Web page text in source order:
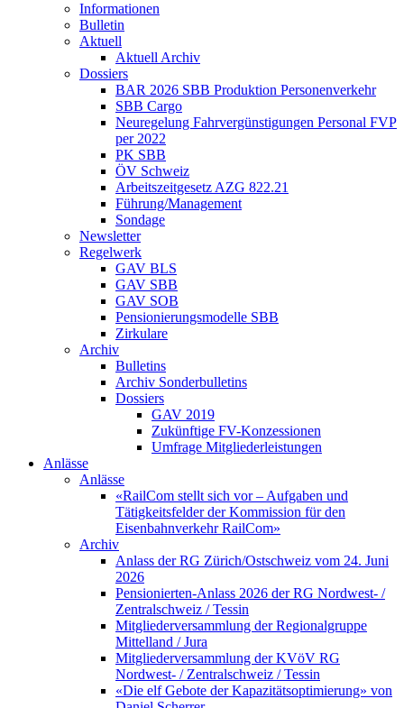
Informationen
Bulletin
Aktuell
Aktuell Archiv
Dossiers
BAR 2026 SBB Produktion Personenverkehr
SBB Cargo
Neuregelung Fahrvergünstigungen Personal FVP
per 2022
PK SBB
ÖV Schweiz
Arbeitszeitgesetz AZG 822.21
Führung/Management
Sondage
Newsletter
Regelwerk
GAV BLS
GAV SBB
GAV SOB
Pensionierungsmodelle SBB
Zirkulare
Archiv
Bulletins
Archiv Sonderbulletins
Dossiers
GAV 2019
Zukünftige FV-Konzessionen
Umfrage Mitgliederleistungen
Anlässe
Anlässe
«RailCom stellt sich vor – Aufgaben und
Tätigkeitsfelder der Kommission für den
Eisenbahnverkehr RailCom»
Archiv
Anlass der RG Zürich/Ostschweiz vom 24. Juni
2026
Pensionierten-Anlass 2026 der RG Nordwest- /
Zentralschweiz / Tessin
Mitgliederversammlung der Regionalgruppe
Mittelland / Jura
Mitgliederversammlung der KVöV RG
Nordwest- / Zentralschweiz / Tessin
«Die elf Gebote der Kapazitätsoptimierung» von